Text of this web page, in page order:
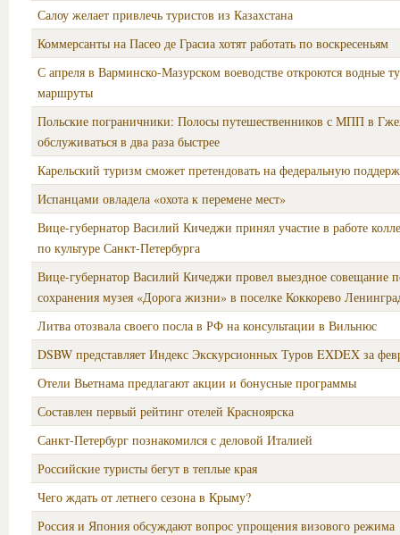
Салоу желает привлечь туристов из Казахстана
Коммерсанты на Пасео де Грасиа хотят работать по воскресеньям
С апреля в Варминско-Мазурском воеводстве откроются водные
маршруты
Польские пограничники: Полосы путешественников с МПП в
обслуживаться в два раза быстрее
Карельский туризм сможет претендовать на федеральную
Испанцами овладела «охота к перемене мест»
Вице-губернатор Василий Кичеджи принял участие в работе
по культуре Санкт-Петербурга
Вице-губернатор Василий Кичеджи провел выездное совещание
сохранения музея «Дорога жизни» в поселке Коккорево
Литва отозвала своего посла в РФ на консультации в Вильнюс
DSBW представляет Индекс Экскурсионных Туров EXDEX за
Отели Вьетнама предлагают акции и бонусные программы
Составлен первый рейтинг отелей Красноярска
Санкт-Петербург познакомился с деловой Италией
Российские туристы бегут в теплые края
Чего ждать от летнего сезона в Крыму?
Россия и Япония обсуждают вопрос упрощения визового режима